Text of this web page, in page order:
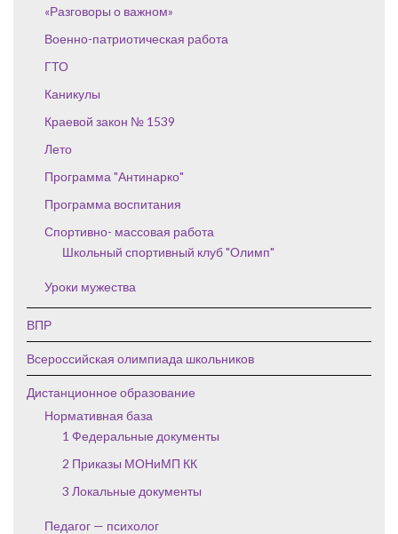
«Разговоры о важном»
Военно-патриотическая работа
ГТО
Каникулы
Краевой закон № 1539
Лето
Программа "Антинарко"
Программа воспитания
Спортивно- массовая работа
Школьный спортивный клуб "Олимп"
Уроки мужества
ВПР
Всероссийская олимпиада школьников
Дистанционное образование
Нормативная база
1 Федеральные документы
2 Приказы МОНиМП КК
3 Локальные документы
Педагог — психолог